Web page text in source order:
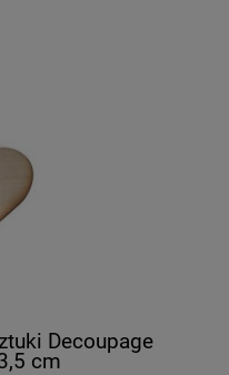
Decoupage
cm